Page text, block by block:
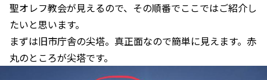
聖オレフ教会が見えるので、その順番でここではご紹介し
たいと思います。
まずは旧市庁舎の尖塔。真正面なので簡単に見えます。赤
丸のところが尖塔です。